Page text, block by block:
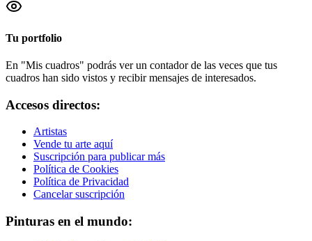
Tu portfolio
En "Mis cuadros" podrás ver un contador de las veces que tus
cuadros han sido vistos y recibir mensajes de interesados.
Accesos directos:
Artistas
Vende tu arte aquí
Suscripción para publicar más
Política de Cookies
Política de Privacidad
Cancelar suscripción
Pinturas en el mundo: